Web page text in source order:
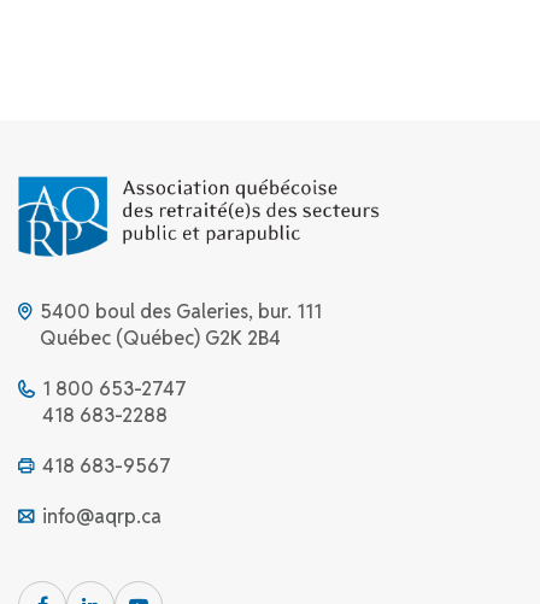
5400 boul des Galeries, bur. 111
Québec (Québec) G2K 2B4
1 800 653-2747
418 683-2288
418 683-9567
info@aqrp.ca